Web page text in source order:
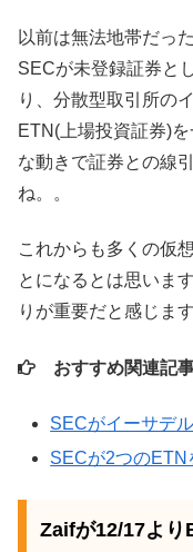
以前は無法地帯だっ
SECが未登録証券と
り、分散型取引所の
ETN(上場投資証券)
な動きで証券との線
ね。。
これからも多くの仮
とになるとは思いま
りが重要だと感じま
おすすめ関連記
SECがイーサデ
SECが2つのETN
Zaifが12/17より